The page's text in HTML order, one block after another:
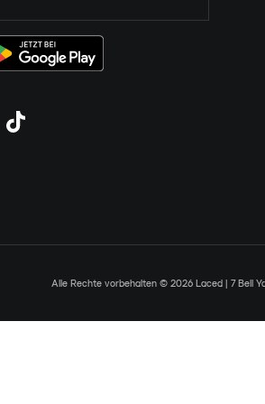
Alle Rechte vorbehalten © 2026 Laced | 7 Bell